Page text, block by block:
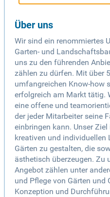
Über uns
Wir sind ein renommiertes
Garten- und
uns zu den führenden
zählen zu dürfen. Mit über
umfangreichen Know-how
erfolgreich am Markt tätig.
eine offene und
der jeder Mitarbeiter seine
einbringen kann. Unser
kreativen und individuellen
Gärten zu gestalten, die
ästhetisch überzeugen. Zu
Angebot zählen unter
und Pflege von Gärten und
Konzeption und